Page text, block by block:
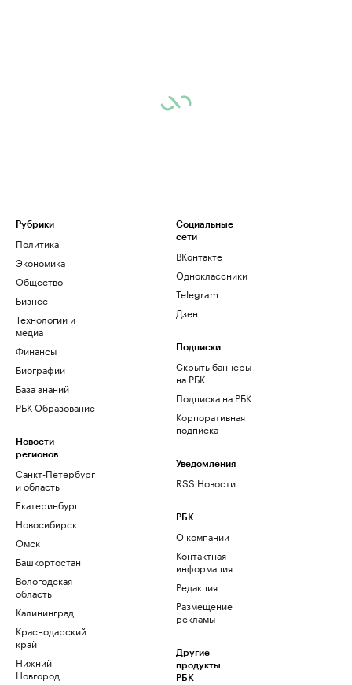
Рубрики
Политика
Экономика
Общество
Бизнес
Технологии и
медиа
Финансы
Биографии
База знаний
РБК Образование
Новости
регионов
Санкт-Петербург
и область
Екатеринбург
Новосибирск
Омск
Башкортостан
Вологодская
область
Калининград
Краснодарский
край
Нижний
Новгород
Социальные
сети
ВКонтакте
Одноклассники
Telegram
Дзен
Подписки
Скрыть баннеры
на РБК
Подписка на РБК
Корпоративная
подписка
Уведомления
RSS Новости
РБК
О компании
Контактная
информация
Редакция
Размещение
рекламы
Другие
продукты
РБК